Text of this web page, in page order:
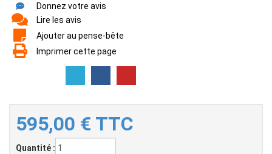
Donnez votre avis
Lire les avis
Ajouter au pense-bête
Imprimer cette page
595,00 € TTC
Quantité :